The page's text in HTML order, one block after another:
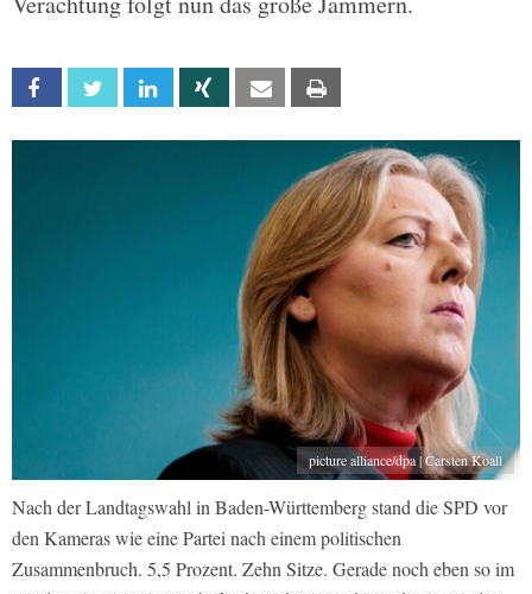
Facebook Twitter Linkedin Xing Email
picture alliance/dpa | Carsten Koall
Nach der Landtagswahl in Baden-Württemberg stand die SPD vor
den Kameras wie eine Partei nach einem politischen
Zusammenbruch. 5,5 Prozent. Zehn Sitze. Gerade noch eben so im